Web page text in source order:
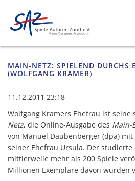
MAIN-NETZ: SPIELEND DURCHS
(WOLFGANG KRAMER)
11.12.2011 23:18
Wolfgang Kramers Ehefrau ist
Netz, die Online-Ausgabe des Main-
von Manuel Daubenberger (dpa)
seiner Ehefrau Ursula. Der
mittlerweile mehr als 200 Spiele
Millionen Exemplare davon wurden